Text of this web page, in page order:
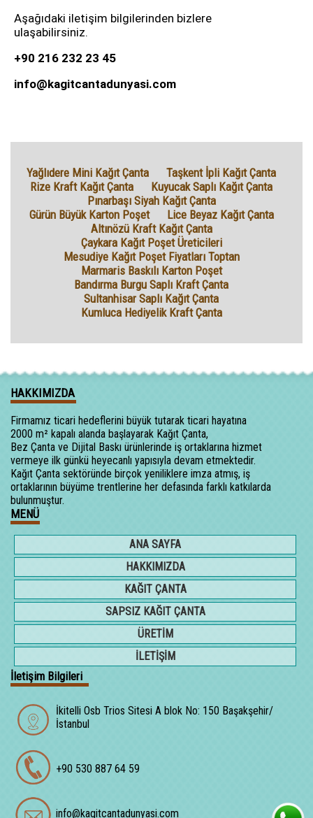
Aşağıdaki iletişim bilgilerinden bizlere
ulaşabilirsiniz.
+90 216 232 23 45
info@kagitcantadunyasi.com
Yağlıdere Mini Kağıt Çanta
Taşkent İpli Kağıt Çanta
Rize Kraft Kağıt Çanta
Kuyucak Saplı Kağıt Çanta
Pınarbaşı Siyah Kağıt Çanta
Gürün Büyük Karton Poşet
Lice Beyaz Kağıt Çanta
Altınözü Kraft Kağıt Çanta
Çaykara Kağıt Poşet Üreticileri
Mesudiye Kağıt Poşet Fiyatları Toptan
Marmaris Baskılı Karton Poşet
Bandırma Burgu Saplı Kraft Çanta
Sultanhisar Saplı Kağıt Çanta
Kumluca Hediyelik Kraft Çanta
HAKKIMIZDA
Firmamız ticari hedeflerini büyük tutarak ticari hayatına
2000 m² kapalı alanda başlayarak Kağıt Çanta,
Bez Çanta ve Dijital Baskı ürünlerinde iş ortaklarına hizmet
vermeye ilk günkü heyecanlı yapısıyla devam etmektedir.
Kağıt Çanta sektöründe birçok yeniliklere imza atmış, iş
ortaklarının büyüme trentlerine her defasında farklı katkılarda
bulunmuştur.
MENÜ
ANA SAYFA
HAKKIMIZDA
KAĞIT ÇANTA
SAPSIZ KAĞIT ÇANTA
ÜRETİM
İLETİŞİM
İletişim Bilgileri
İkitelli Osb Trios Sitesi A blok No: 150 Başakşehir/
İstanbul
+90 530 887 64 59
info@kagitcantadunyasi.com